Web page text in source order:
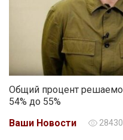
Общий процент
54% до 55%
Ваши Новости
28430